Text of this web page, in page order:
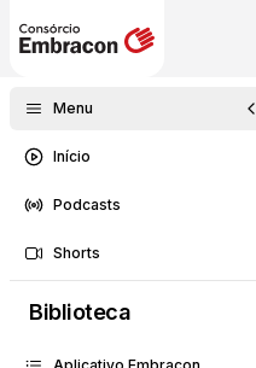
Menu
Início
Podcasts
Shorts
Biblioteca